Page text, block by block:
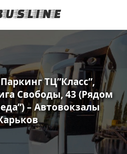
ТЦ”Класс”,
Свободы, 43 (рядом
– Автовокзалы